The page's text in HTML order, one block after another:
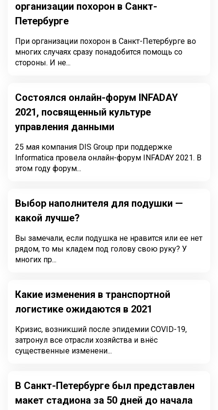
организации похорон в Санкт-
Петербурге
При организации похорон в Санкт-Петербурге во
многих случаях сразу понадобится помощь со
стороны. И не...
Состоялся онлайн-форум INFADAY
2021, посвященный культуре
управления данными
25 мая компания DIS Group при поддержке
Informatica провела онлайн-форум INFADAY 2021. В
этом году форум...
Выбор наполнителя для подушки —
какой лучше?
Вы замечали, если подушка не нравится или ее нет
рядом, то мы кладем под голову свою руку? У
многих пр...
Какие изменения в транспортной
логистике ожидаются в 2021
Кризис, возникший после эпидемии COVID-19,
затронул все отрасли хозяйства и внёс
существенные изменени...
В Санкт-Петербурге был представлен
макет стадиона за 50 дней до начала